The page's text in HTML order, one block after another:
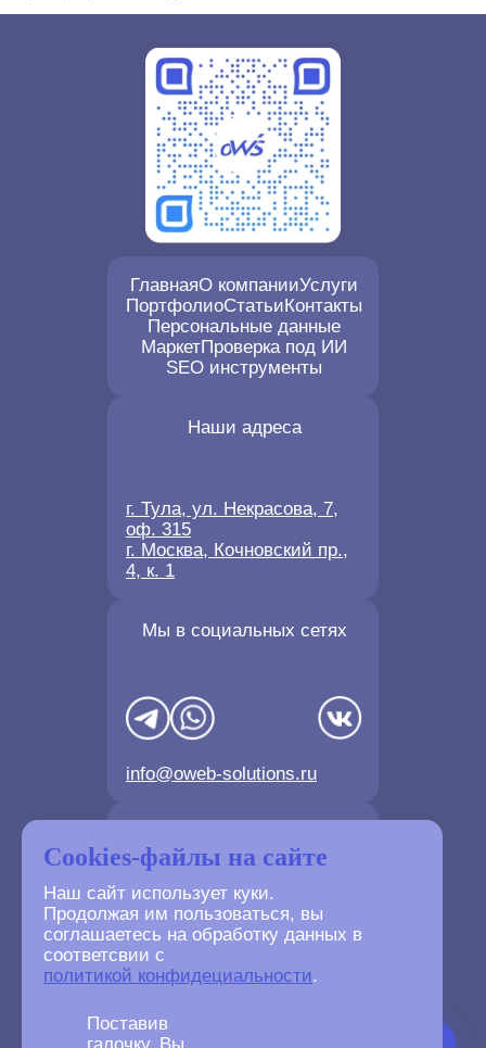
Cookies-файлы на сайте
Наш сайт использует куки.
Продолжая им пользоваться, вы
соглашаетесь на обработку данных в
соответсвии с
политикой конфидециальности.
Поставив
ГлавнаяО компанииУслуги
ПортфолиоСтатьиКонтакты
Персональные данные
МаркетПроверка под ИИ
SEO инструменты
Мы в социальных сетях
info@oweb-solutions.ru
Наши адреса
г. Тула, ул. Некрасова, 7,
оф. 315
г. Москва, Кочновский пр.,
4, к. 1
+7(4872) 702-730
+7(499) 677-61-84